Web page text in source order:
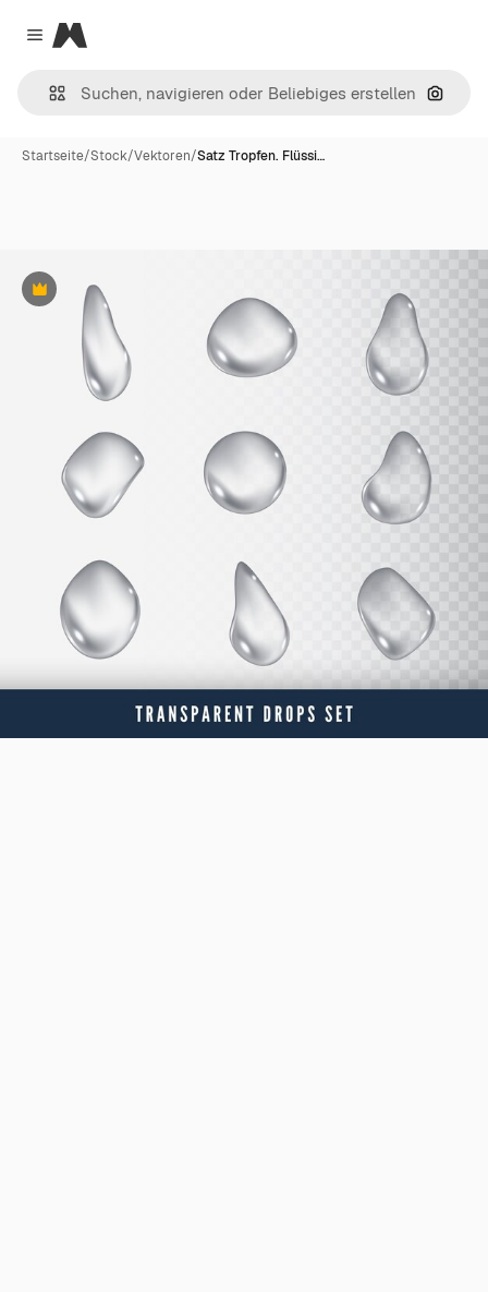
Close menu
Magnific
Nach
Startseite/Stock/Vektoren/Satz Tropfen. Flüssi…
Premium